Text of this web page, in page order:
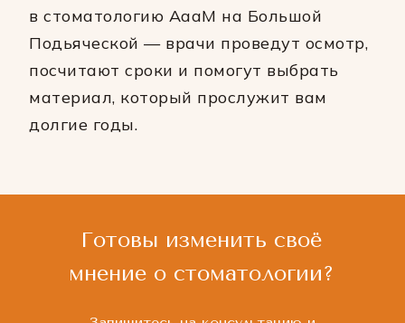
в стоматологию АааМ на Большой
Подьяческой — врачи проведут осмотр,
посчитают сроки и помогут выбрать
материал, который прослужит вам
долгие годы.
Готовы изменить своё
мнение о стоматологии?